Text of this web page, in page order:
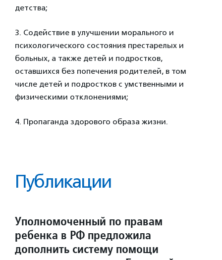
детства;
3. Содействие в улучшении морального и
психологического состояния престарелых и
больных, а также детей и подростков,
оставшихся без попечения родителей, в том
числе детей и подростков с умственными и
физическими отклонениями;
4. Пропаганда здорового образа жизни.
Публикации
Уполномоченный по правам
ребенка в РФ предложила
дополнить систему помощи